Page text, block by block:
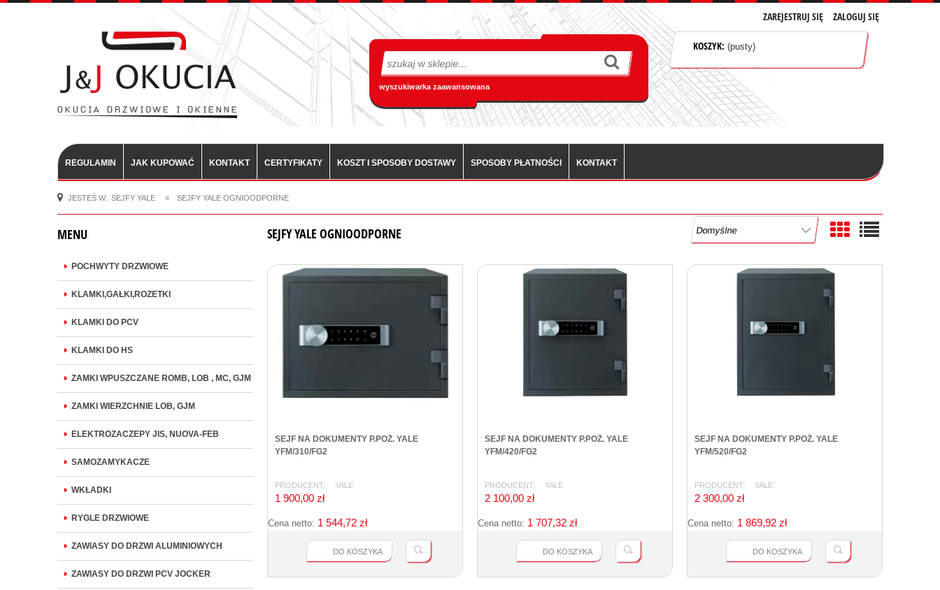
ZAREJESTRUJ SIĘ ZALOGUJ SIĘ
KOSZYK: (pusty)
wyszukiwarka zaawansowana
REGULAMIN JAK KUPOWAĆ KONTAKT CERTYFIKATY KOSZT I SPOSOBY DOSTAWY SPOSOBY PŁATNOŚCI KONTAKT
JESTEŚ W: SEJFY YALE » SEJFY YALE OGNIOODPORNE
MENU
POCHWYTY DRZWIOWE
KLAMKI,GAŁKI,ROZETKI
KLAMKI DO PCV
KLAMKI DO HS
ZAMKI WPUSZCZANE ROMB, LOB , MC, GJM
ZAMKI WIERZCHNIE LOB, GJM
ELEKTROZACZEPY JIS, NUOVA-FEB
SAMOZAMYKACZE
WKŁADKI
RYGLE DRZWIOWE
ZAWIASY DO DRZWI ALUMINIOWYCH
ZAWIASY DO DRZWI PCV JOCKER
SEJFY YALE OGNIOODPORNE
SEJF NA DOKUMENTY P.POŻ. YALE
YFM/310/FG2
PRODUCENT: YALE
1 900,00 zł
Cena netto: 1 544,72 zł
DO KOSZYKA
SEJF NA DOKUMENTY P.POŻ. YALE
YFM/420/FG2
PRODUCENT: YALE
2 100,00 zł
Cena netto: 1 707,32 zł
DO KOSZYKA
SEJF NA DOKUMENTY P.POŻ. YALE
YFM/520/FG2
PRODUCENT: YALE
2 300,00 zł
Cena netto: 1 869,92 zł
DO KOSZYKA